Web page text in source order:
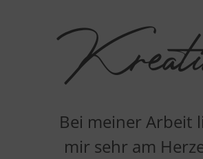
Bei meiner Arbeit
mir sehr am